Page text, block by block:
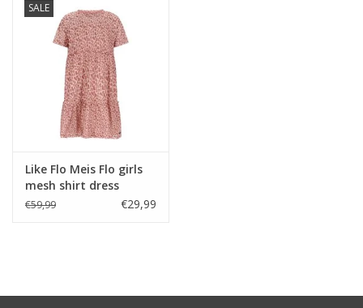
SALE
Like Flo Meis Flo girls
mesh shirt dress
Panther
€59,99 €29,99